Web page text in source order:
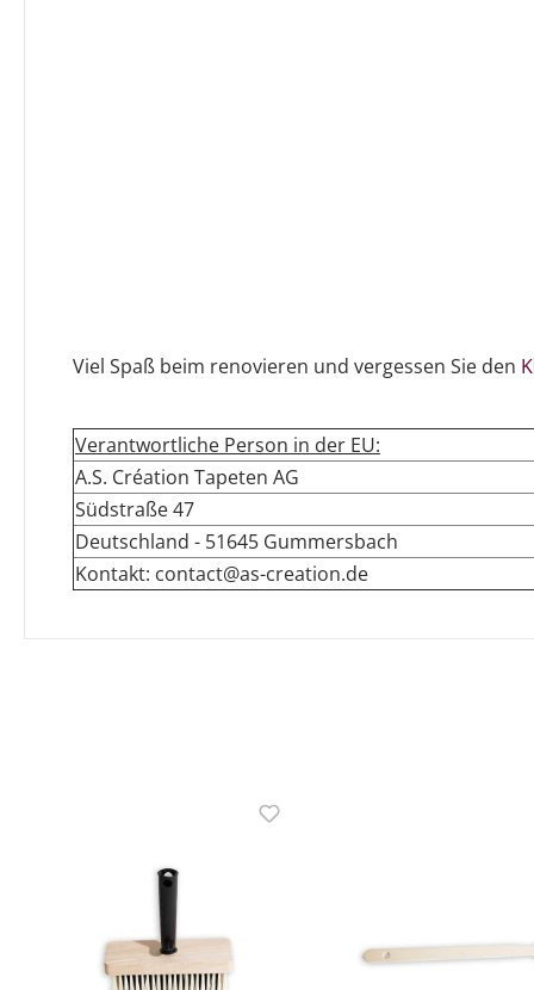
Viel Spaß beim renovieren und vergessen Sie den
Verantwortliche Person in der EU:
A.S. Création Tapeten AG
Südstraße 47
Deutschland - 51645 Gummersbach
Kontakt: contact@as-creation.de